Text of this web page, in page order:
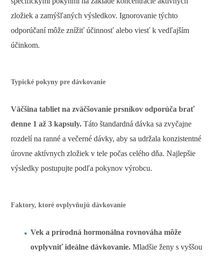
zložiek a zamýšľaných výsledkov. Ignorovanie týchto
odporúčaní môže znížiť účinnosť alebo viesť k vedľajším
účinkom.
Typické pokyny pre dávkovanie
Väčšina tabliet na zväčšovanie prsníkov odporúča brať
denne 1 až 3 kapsuly. Táto štandardná dávka sa zvyčajne
rozdelí na ranné a večerné dávky, aby sa udržala konzistentné
úrovne aktívnych zložiek v tele počas celého dňa. Najlepšie
výsledky postupujte podľa pokynov výrobcu.
Faktory, ktoré ovplyvňujú dávkovanie
Vek a prírodná hormonálna rovnováha môže
ovplyvniť ideálne dávkovanie. Mladšie ženy s vyššou